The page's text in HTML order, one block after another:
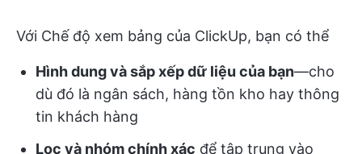
Với Chế độ xem bảng của ClickUp, bạn có thể
Hình dung và sắp xếp dữ liệu của bạn—cho
dù đó là ngân sách, hàng tồn kho hay thông
tin khách hàng
Lọc và nhóm chính xác để tập trung vào